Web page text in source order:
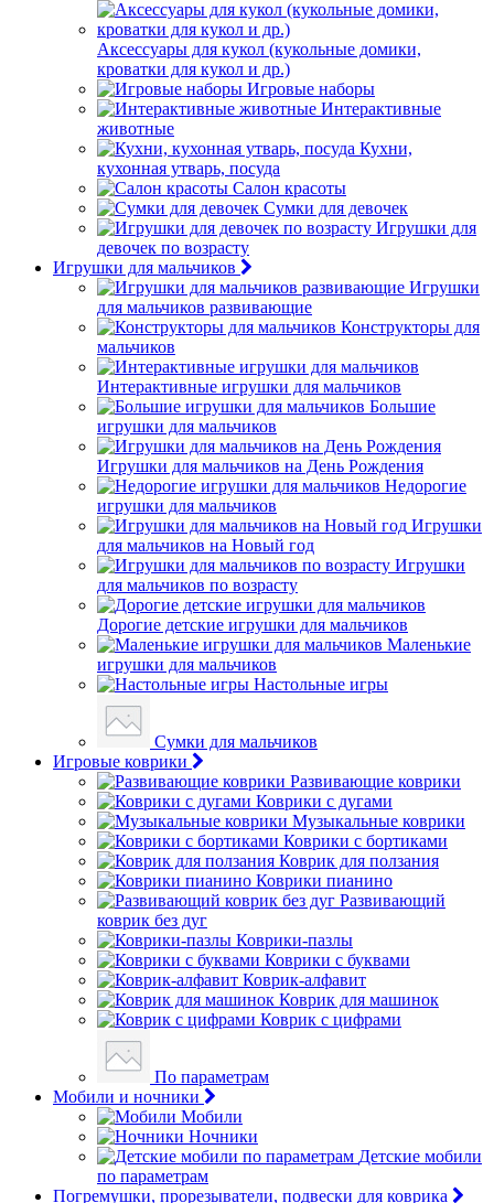
Аксессуары для кукол (кукольные домики,
кроватки для кукол и др.)
Игровые наборы
Интерактивные
животные
Кухни,
кухонная утварь, посуда
Салон красоты
Сумки для девочек
Игрушки для
девочек по возрасту
Игрушки для мальчиков
Игрушки
для мальчиков развивающие
Конструкторы для
мальчиков
Интерактивные игрушки для мальчиков
Большие
игрушки для мальчиков
Игрушки для мальчиков на День Рождения
Недорогие
игрушки для мальчиков
Игрушки
для мальчиков на Новый год
Игрушки
для мальчиков по возрасту
Дорогие детские игрушки для мальчиков
Маленькие
игрушки для мальчиков
Настольные игры
Сумки для мальчиков
Игровые коврики
Развивающие коврики
Коврики с дугами
Музыкальные коврики
Коврики с бортиками
Коврик для ползания
Коврики пианино
Развивающий
коврик без дуг
Коврики-пазлы
Коврики с буквами
Коврик-алфавит
Коврик для машинок
Коврик с цифрами
По параметрам
Мобили и ночники
Мобили
Ночники
Детские мобили
по параметрам
Погремушки, прорезыватели, подвески для коврика